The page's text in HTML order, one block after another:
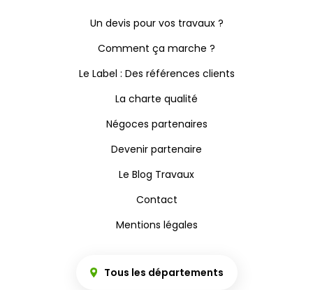
Un devis pour vos travaux ?
Comment ça marche ?
Le Label : Des références clients
La charte qualité
Négoces partenaires
Devenir partenaire
Le Blog Travaux
Contact
Mentions légales
Tous les départements